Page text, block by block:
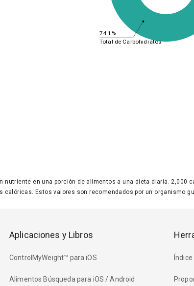
74.1%
Total de Carbohidratos
nutriente en una porción de alimentos a una dieta diaria.
Estos valores son recomendados por un organismo
Aplicaciones y Libros
ControlMyWeight™ para iOS
Alimentos Búsqueda para iOS / Android